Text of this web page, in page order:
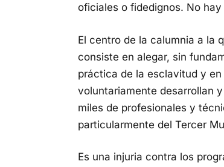
oficiales o fidedignos. No
El centro de la calumnia a la
consiste en alegar, sin
práctica de la esclavitud y
voluntariamente desarrollan
miles de profesionales y
particularmente del Tercer
Es una injuria contra los